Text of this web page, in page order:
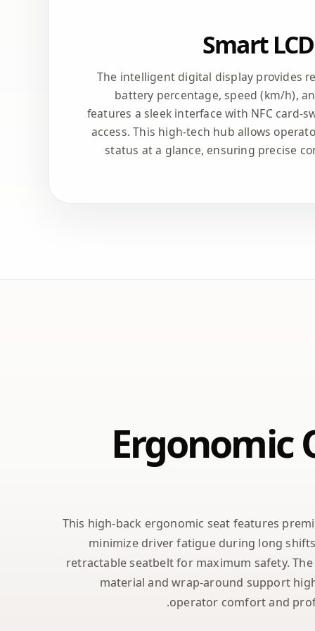
Smart
The intelligent digital display provides
battery percentage, speed (km/h),
features a sleek interface with NFC card-
access. This high-tech hub allows
status at a glance, ensuring precise
Ergonomic
This high-back ergonomic seat features
minimize driver fatigue during long
retractable seatbelt for maximum safety.
material and wrap-around support
operator comfort and